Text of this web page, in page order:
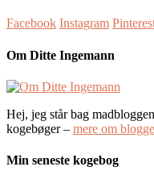
Facebook Instagram
Om Ditte Ingemann
Hej, jeg står bag
kogebøger – mere om
Min seneste kogebog